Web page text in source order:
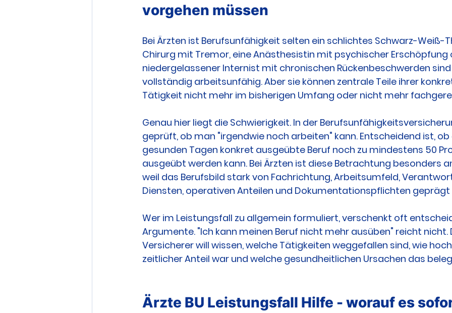
vorgehen müssen
Bei Ärzten ist Berufsunfähigkeit selten ein schlichtes Schwarz-Weiß-
Chirurg mit Tremor, eine Anästhesistin mit psychischer Erschöpfung
niedergelassener Internist mit chronischen Rückenbeschwerden
vollständig arbeitsunfähig. Aber sie können zentrale Teile ihrer
Tätigkeit nicht mehr im bisherigen Umfang oder nicht mehr
Genau hier liegt die Schwierigkeit. In der
geprüft, ob man "irgendwie noch arbeiten" kann. Entscheidend ist,
gesunden Tagen konkret ausgeübte Beruf noch zu mindestens 50
ausgeübt werden kann. Bei Ärzten ist diese Betrachtung besonders
weil das Berufsbild stark von Fachrichtung, Arbeitsumfeld,
Diensten, operativen Anteilen und Dokumentationspflichten geprägt
Wer im Leistungsfall zu allgemein formuliert, verschenkt oft
Argumente. "Ich kann meinen Beruf nicht mehr ausüben" reicht nicht.
Versicherer will wissen, welche Tätigkeiten weggefallen sind, wie
zeitlicher Anteil war und welche gesundheitlichen Ursachen das
Ärzte BU Leistungsfall Hilfe - worauf es